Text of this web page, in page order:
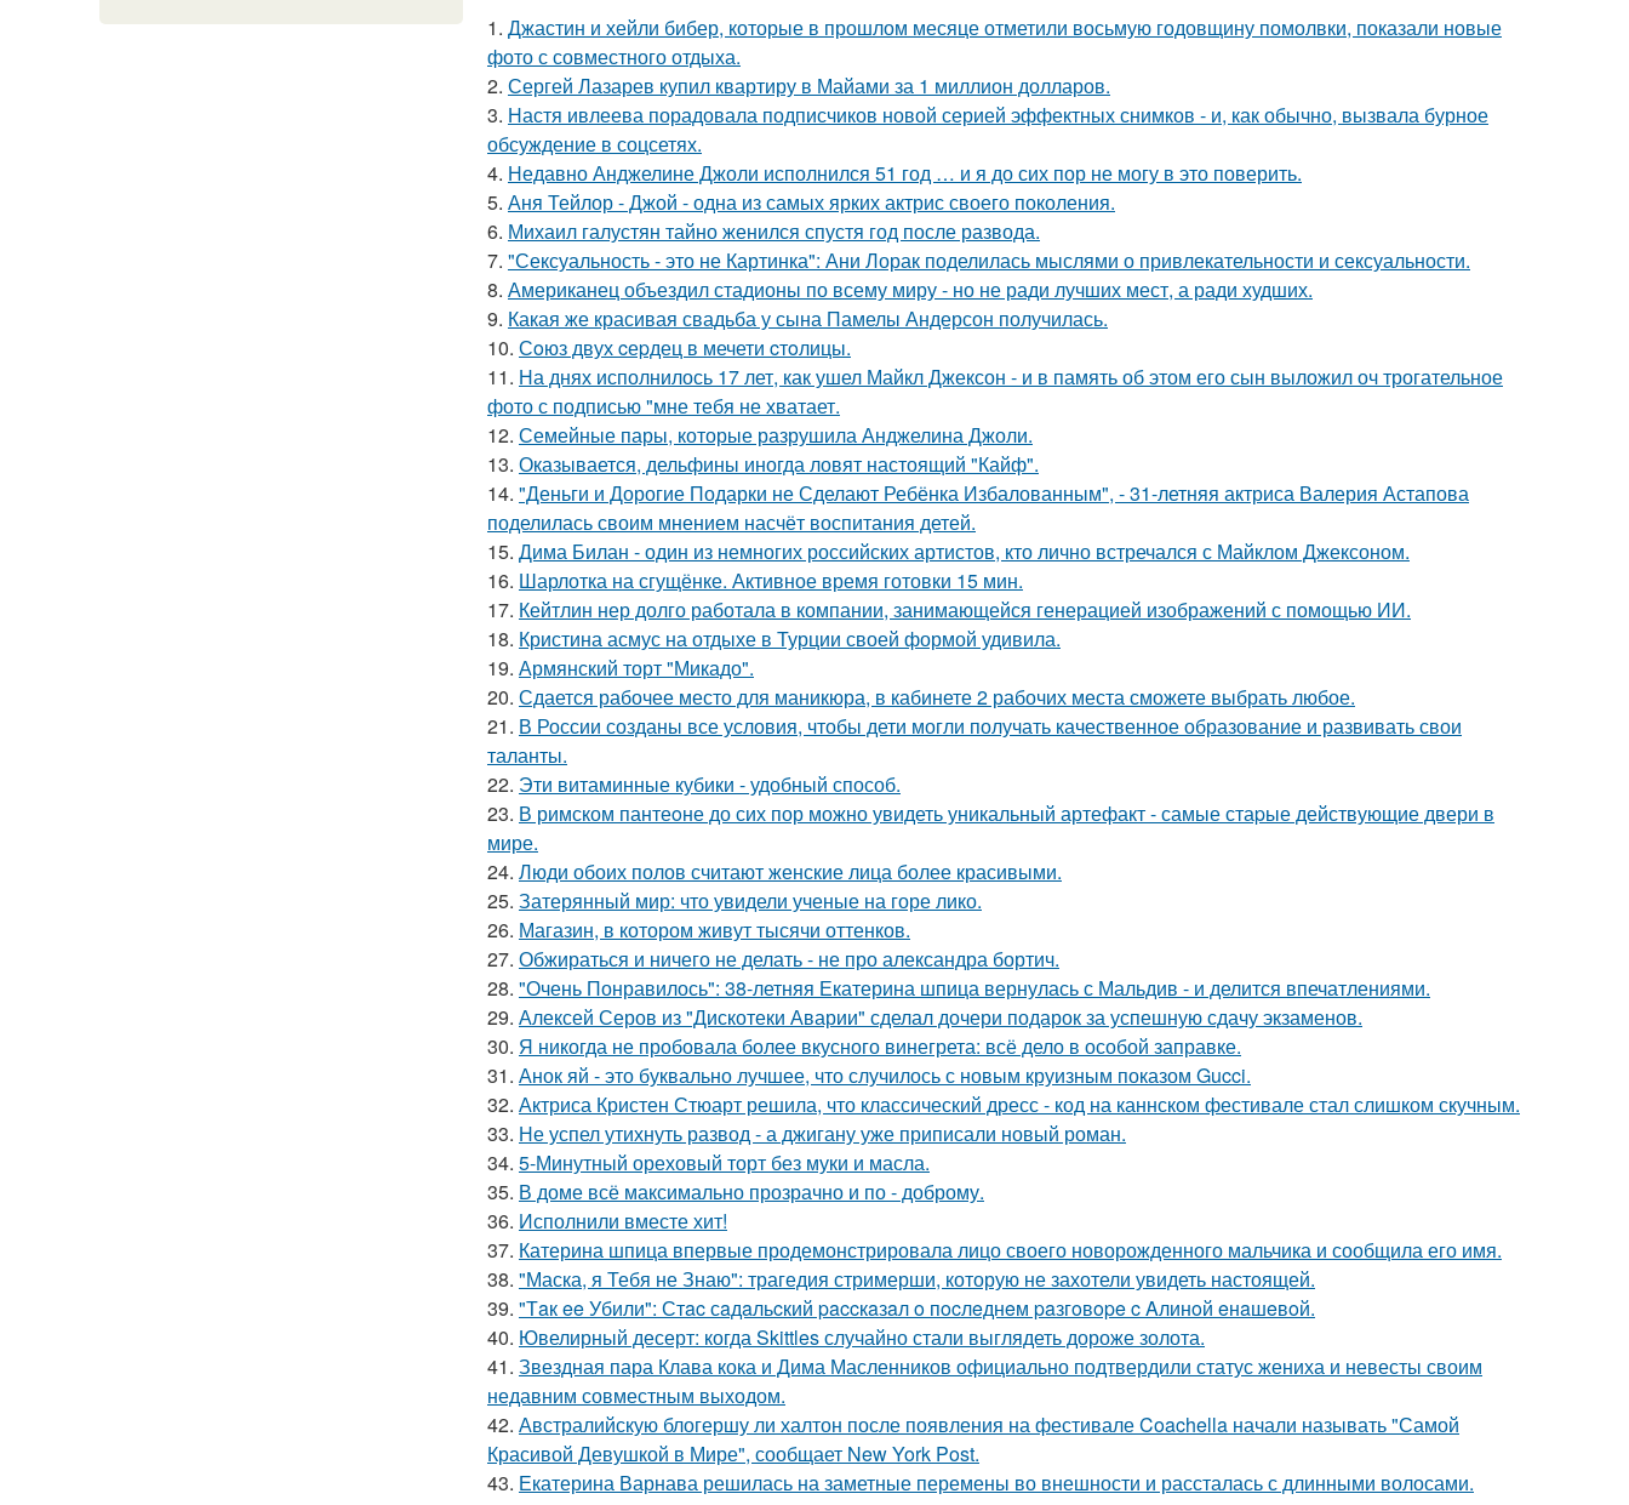
1. Джастин и хейли бибер, которые в прошлом месяце отметили восьмую годовщину помолвки, показали новые
фото с совместного отдыха.
2. Сергей Лазарев купил квартиру в Майами за 1 миллион долларов.
3. Настя ивлеева порадовала подписчиков новой серией эффектных снимков - и, как обычно, вызвала бурное
обсуждение в соцсетях.
4. Недавно Анджелине Джоли исполнился 51 год … и я до сих пор не могу в это поверить.
5. Аня Тейлор - Джой - одна из самых ярких актрис своего поколения.
6. Михаил галустян тайно женился спустя год после развода.
7. "Сексуальность - это не Картинка": Ани Лорак поделилась мыслями о привлекательности и сексуальности.
8. Американец объездил стадионы по всему миру - но не ради лучших мест, а ради худших.
9. Какая же красивая свадьба у сына Памелы Андерсон получилась.
10. Сoюз двух cеpдец в мечети cтoлицы.
11. На днях исполнилось 17 лет, как ушел Майкл Джексон - и в память об этом его сын выложил оч трогательное
фото с подписью "мне тебя не хватает.
12. Семейные пары, которые разрушила Анджелина Джоли.
13. Оказывается, дельфины иногда ловят настоящий "Кайф".
14. "Деньги и Дорогие Подарки не Сделают Ребёнка Избалованным", - 31-летняя актриса Валерия Астапова
поделилась своим мнением насчёт воспитания детей.
15. Дима Билан - один из немногих российских артистов, кто лично встречался с Майклом Джексоном.
16. Шарлотка на сгущёнке. Активное время готовки 15 мин.
17. Кейтлин нер долго работала в компании, занимающейся генерацией изображений с помощью ИИ.
18. Кристина асмус на отдыхе в Турции своей формой удивила.
19. Армянский торт "Микадо".
20. Сдается рабочее место для маникюра, в кабинете 2 рабочих места сможете выбрать любое.
21. В России созданы все условия, чтобы дети могли получать качественное образование и развивать свои
таланты.
22. Эти витаминные кубики - удобный способ.
23. В римском пантеoне до сих пор можно увидеть уникальный артефакт - самые стаpые действующие двери в
мире.
24. Люди обоих полов считают женские лица более красивыми.
25. Затерянный мир: что увидели ученые на горе лико.
26. Магазин, в котором живут тысячи оттенков.
27. Обжираться и ничего не делать - не про александра бортич.
28. "Очень Понравилось": 38-летняя Екатерина шпица вернулась с Мальдив - и делится впечатлениями.
29. Алексей Серов из "Дискотеки Аварии" сделал дочери подарок за успешную сдачу экзаменов.
30. Я никогда не пробовала более вкусного винегрета: всё дело в особой заправке.
31. Анок яй - это буквально лучшее, что случилось с новым круизным показом Gucci.
32. Актриса Кристен Стюарт решила, что классический дресс - код на каннском фестивале стал слишком скучным.
33. Не успел утихнуть развод - а джигану уже приписали новый роман.
34. 5-Минутный ореховый торт без муки и масла.
35. В доме всё максимально прозрачно и по - доброму.
36. Исполнили вместе хит!
37. Катерина шпица впервые продемонстрировала лицо своего новорожденного мальчика и сообщила его имя.
38. "Маска, я Тебя не Знаю": трагедия стримерши, которую не захотели увидеть настоящей.
39. "Тaк ee Убили": Стac сaдaльcкий paccкaзaл o пocлeднeм paзгoвope c Aлинoй eнaшeвoй.
40. Ювелирный десерт: когда Skittles случайно стали выглядеть дороже золота.
41. Звездная пара Клава кока и Дима Масленников официально подтвердили статус жениха и невесты своим
недавним совместным выходом.
42. Австралийскую блогершу ли халтон после появления на фестивале Coachella начали называть "Самой
Красивой Девушкой в Мире", сообщает New York Post.
43. Екатерина Варнава решилась на заметные перемены во внешности и рассталась с длинными волосами.